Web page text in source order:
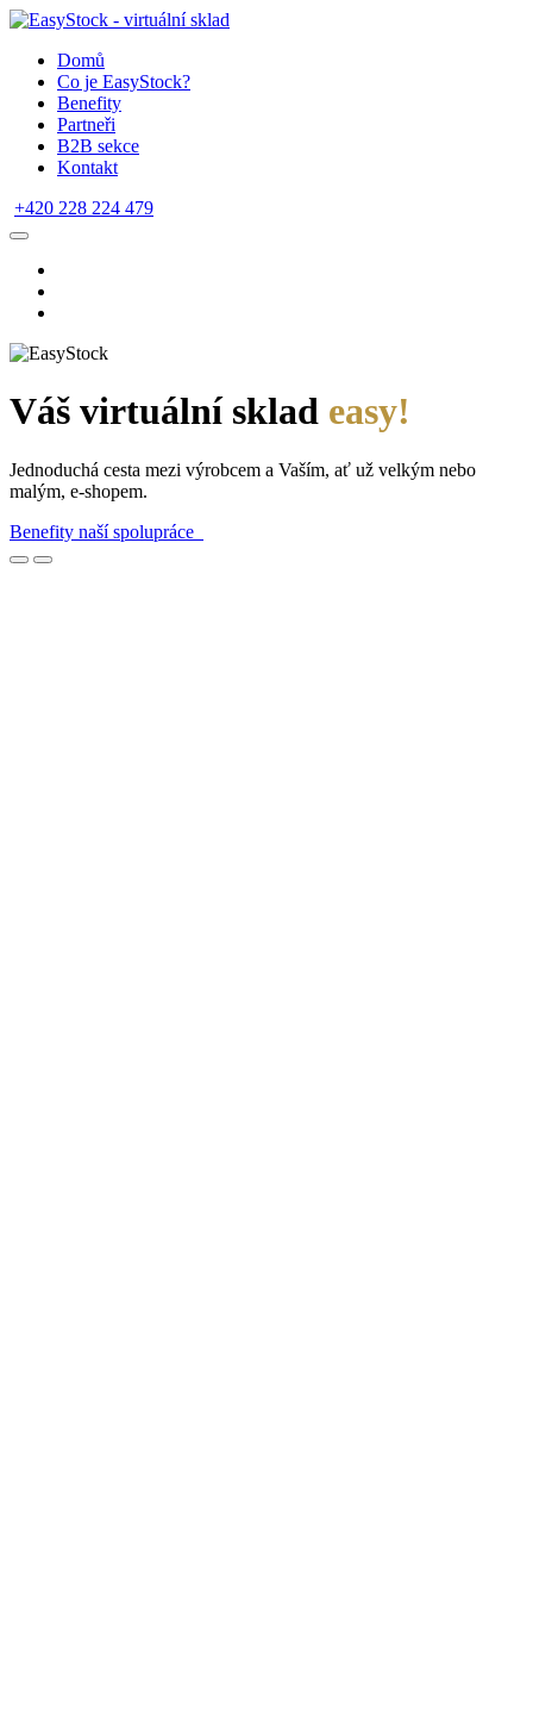
Domů
Co je EasyStock?
Benefity
Partneři
B2B sekce
Kontakt
+420 228 224 479
Váš virtuální sklad easy!
Jednoduchá cesta mezi výrobcem a Vaším, ať už velkým nebo
malým, e-shopem.
Benefity naší spolupráce